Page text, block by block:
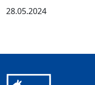
28.05.2024